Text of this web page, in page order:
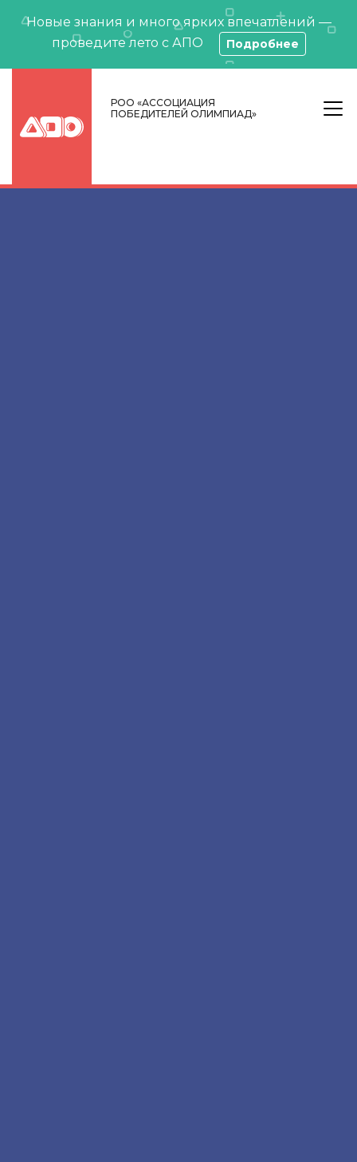
Новые знания и много ярких впечатлений —
проведите лето с АПО
Подробнее
РОО «АССОЦИАЦИЯ
ПОБЕДИТЕЛЕЙ ОЛИМПИАД»